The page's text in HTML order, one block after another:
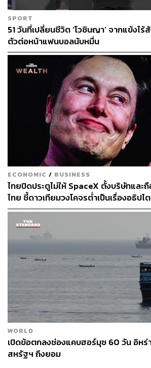
SPORT
51 วันที่เปลี่ยนชีวิต ‘โวซินญา’ จากแข้งไ
ตัวต่อหน้าแฟนบอลนับหมื่น
ECONOMIC / BUSINESS
ไทยปิดประตูไม่ให้ SpaceX ตั้งบริษัทและ
ไทย ชี้ดาวเทียมวงโคจรต่ำเป็นเรื่องอธิป
ในโต๊ะเจรจาการค้า
WORLD
เปิดข้อตกลงช่องแคบฮอร์มุซ 60 วัน อิหร่า
สหรัฐฯ ถึงยอม